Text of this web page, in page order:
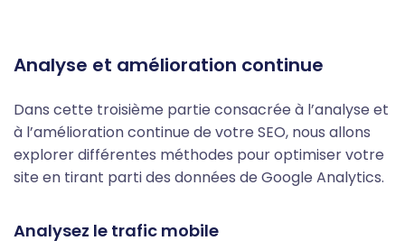
Analyse et amélioration continue
Dans cette troisième partie consacrée à l’analyse et
à l’amélioration continue de votre SEO, nous allons
explorer différentes méthodes pour optimiser votre
site en tirant parti des données de Google Analytics.
Analysez le trafic mobile